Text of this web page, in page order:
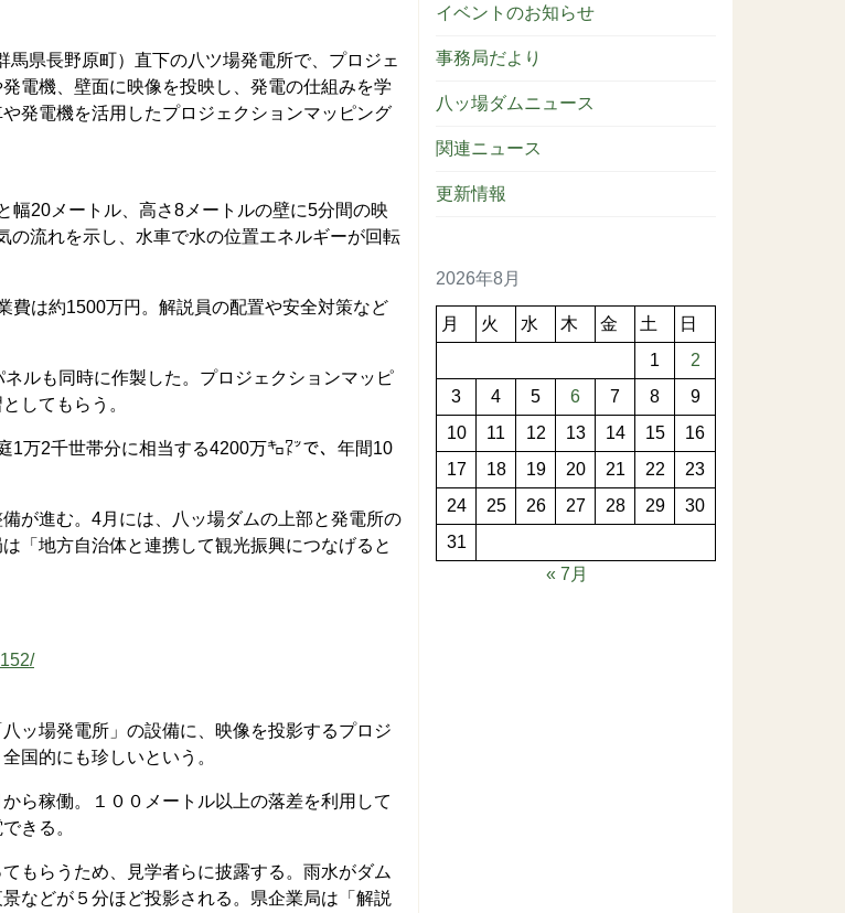
県長野原町）直下の八ツ場発電所で、プロジェ
電機、壁面に映像を投映し、発電の仕組みを学
発電機を活用したプロジェクションマッピング
20メートル、高さ8メートルの壁に5分間の映
流れを示し、水車で水の位置エネルギーが回転
は約1500万円。解説員の配置や安全対策など
ルも同時に作製した。プロジェクションマッピ
してもらう。
万2千世帯分に相当する4200万㌔㍗で、年間10
が進む。4月には、八ッ場ダムの上部と発電所の
「地方自治体と連携して観光振興につなげると
ッ場発電所」の設備に、映像を投影するプロジ
国的にも珍しいという。
ら稼働。１００メートル以上の落差を利用して
きる。
もらうため、見学者らに披露する。雨水がダム
などが５分ほど投影される。県企業局は「解説
イベントのお知らせ
事務局だより
八ッ場ダムニュース
関連ニュース
更新情報
2026年8月
月 火 水 木 金 土
日
1
2
3
4 5 6 7 8
9
10
11 12 13 14 15
16
17
18 19 20 21 22
23
24
25 26 27 28 29
30
31
« 7月